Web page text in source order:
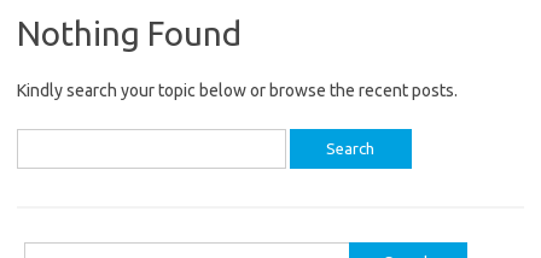
Nothing Found
Kindly search your topic below or browse the recent posts.
for: